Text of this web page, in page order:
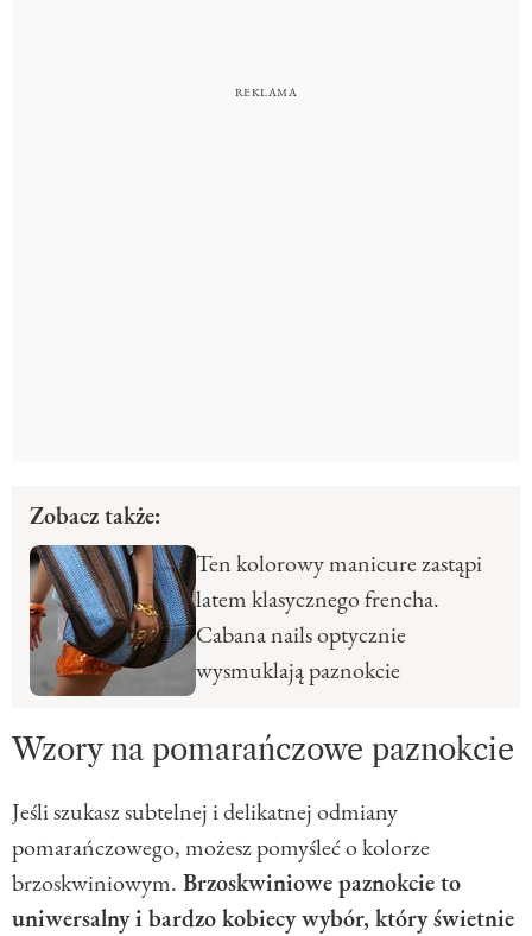
Zobacz także:
Ten kolorowy manicure zastąpi
latem klasycznego frencha.
Cabana nails optycznie
wysmuklają paznokcie
Wzory na pomarańczowe paznokcie
Jeśli szukasz subtelnej i delikatnej odmiany
pomarańczowego, możesz pomyśleć o kolorze
brzoskwiniowym. Brzoskwiniowe paznokcie to
uniwersalny i bardzo kobiecy wybór, który świetnie